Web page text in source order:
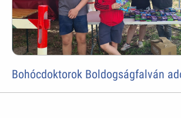
Bohócdoktorok Boldogságfalván